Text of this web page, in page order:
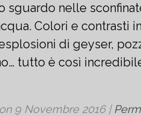
sguardo nelle
Colori e contrasti
di geyser,
tutto è così
9 Novembre 2016|